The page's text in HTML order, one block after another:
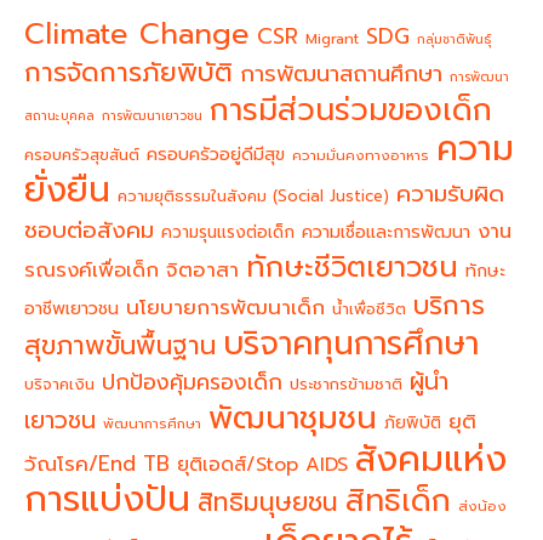
Climate Change CSR Migrant SDG กลุ่มชาติพันธุ์
การจัดการภัยพิบัติ การพัฒนาสถานศึกษา การพัฒนา
สถานะบุคคล การพัฒนาเยาวชน การมีส่วนร่วมของเด็ก
ครอบครัวสุขสันต์ ครอบครัวอยู่ดีมีสุข ความมั่นคงทางอาหาร ความ
ยั่งยืน ความยุติธรรมในสังคม (Social Justice) ความรับผิด
ชอบต่อสังคม ความรุนแรงต่อเด็ก ความเชื่อและการพัฒนา งาน
รณรงค์เพื่อเด็ก จิตอาสา ทักษะชีวิตเยาวชน ทักษะ
อาชีพเยาวชน นโยบายการพัฒนาเด็ก น้ำเพื่อชีวิต บริการ
สุขภาพขั้นพื้นฐาน บริจาคทุนการศึกษา
บริจาคเงิน ปกป้องคุ้มครองเด็ก ประชากรข้ามชาติ ผู้นำ
เยาวชน พัฒนาการศึกษา พัฒนาชุมชน ภัยพิบัติ ยุติ
วัณโรค/End TB ยุติเอดส์/Stop AIDS สังคมแห่ง
การแบ่งปัน สิทธิมนุษยชน สิทธิเด็ก ส่งน้อง